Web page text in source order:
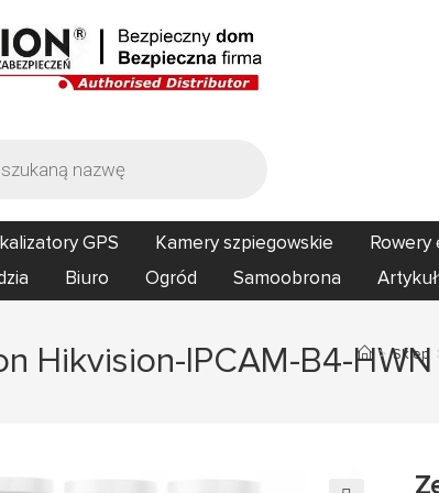
GPS Kamery szpiegowskie Rowery
Biuro Ogród Samoobrona
Hikvision-IPCAM-B4-HWN
> Sklep